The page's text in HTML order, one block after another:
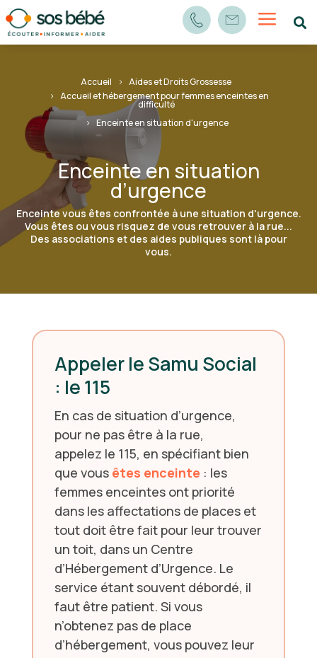
a 
Accueil
Aides et Droits Grossesse
Accueil et hébergement pour femmes enceintes en
difficulté
Enceinte en situation d'urgence
Enceinte en situation
d’urgence
Enceinte vous êtes confrontée à une situation d'urgence.
Vous êtes ou vous risquez de vous retrouver à la rue...
Des associations et des aides publiques sont là pour
vous.
Appeler le Samu Social
: le 115
En cas de situation d’urgence,
pour ne pas être à la rue,
appelez le 115, en spécifiant bien
que vous êtes enceinte : les
femmes enceintes ont priorité
dans les affectations de places et
tout doit être fait pour leur trouver
un toit, dans un Centre
d’Hébergement d’Urgence. Le
service étant souvent débordé, il
faut être patient. Si vous
n’obtenez pas de place
d’hébergement, vous pouvez leur